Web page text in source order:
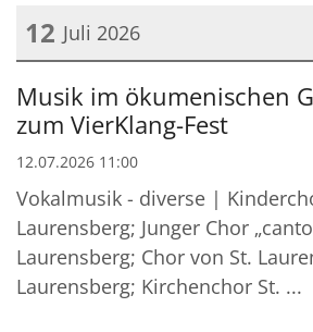
12 Juli 2026
Datum: 12. Juli 2026
Musik im ökumenischen
zum VierKlang-Fest
12.07.2026 11:00
Vokalmusik - diverse |
Laurensberg; Junger Chor
Laurensberg; Chor von St.
Laurensberg; Kirchenchor St. ...